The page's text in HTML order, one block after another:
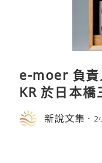
e-moer 負責
KR 於日本
店中，與日
同參展新說文集 2